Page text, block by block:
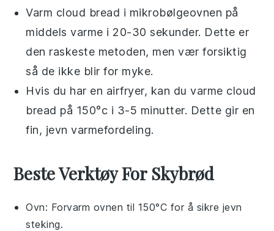
Varm cloud bread i mikrobølgeovnen på
middels varme i 20-30 sekunder. Dette er
den raskeste metoden, men vær forsiktig
så de ikke blir for myke.
Hvis du har en airfryer, kan du varme cloud
bread på 150°c i 3-5 minutter. Dette gir en
fin, jevn varmefordeling.
Beste Verktøy For Skybrød
Ovn: Forvarm ovnen til 150°C for å sikre jevn
steking.